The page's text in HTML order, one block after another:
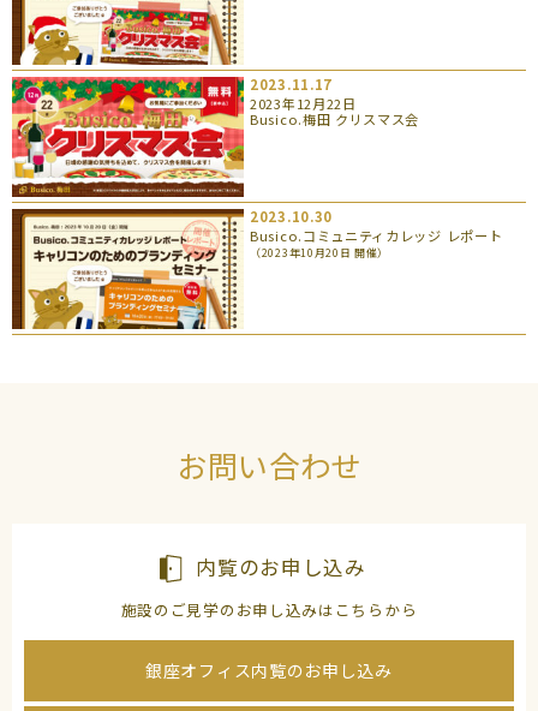
2023.11.17
2023年12月22日
Busico.梅田 クリスマス会
2023.10.30
Busico.コミュニティカレッジ レポート
（2023年10月20日 開催）
お問い合わせ
内覧のお申し込み
施設のご見学のお申し込みはこちらから
銀座オフィス内覧のお申し込み